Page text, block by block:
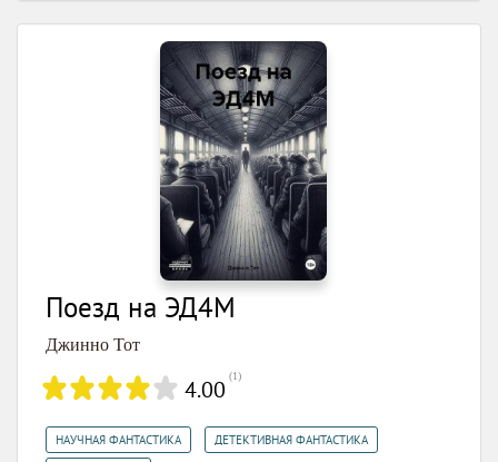
Поезд на ЭД4М
Джинно Тот
4.00 (1)
НАУЧНАЯ ФАНТАСТИКА ДЕТЕКТИВНАЯ ФАНТАСТИКА